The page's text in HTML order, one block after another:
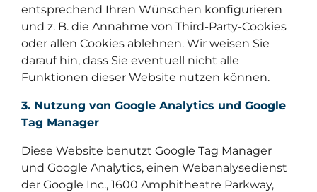
entsprechend Ihren Wünschen konfigurieren
und z. B. die Annahme von Third-Party-Cookies
oder allen Cookies ablehnen. Wir weisen Sie
darauf hin, dass Sie eventuell nicht alle
Funktionen dieser Website nutzen können.
3. Nutzung von Google Analytics und Google
Tag Manager
Diese Website benutzt Google Tag Manager
und Google Analytics, einen Webanalysedienst
der Google Inc., 1600 Amphitheatre Parkway,